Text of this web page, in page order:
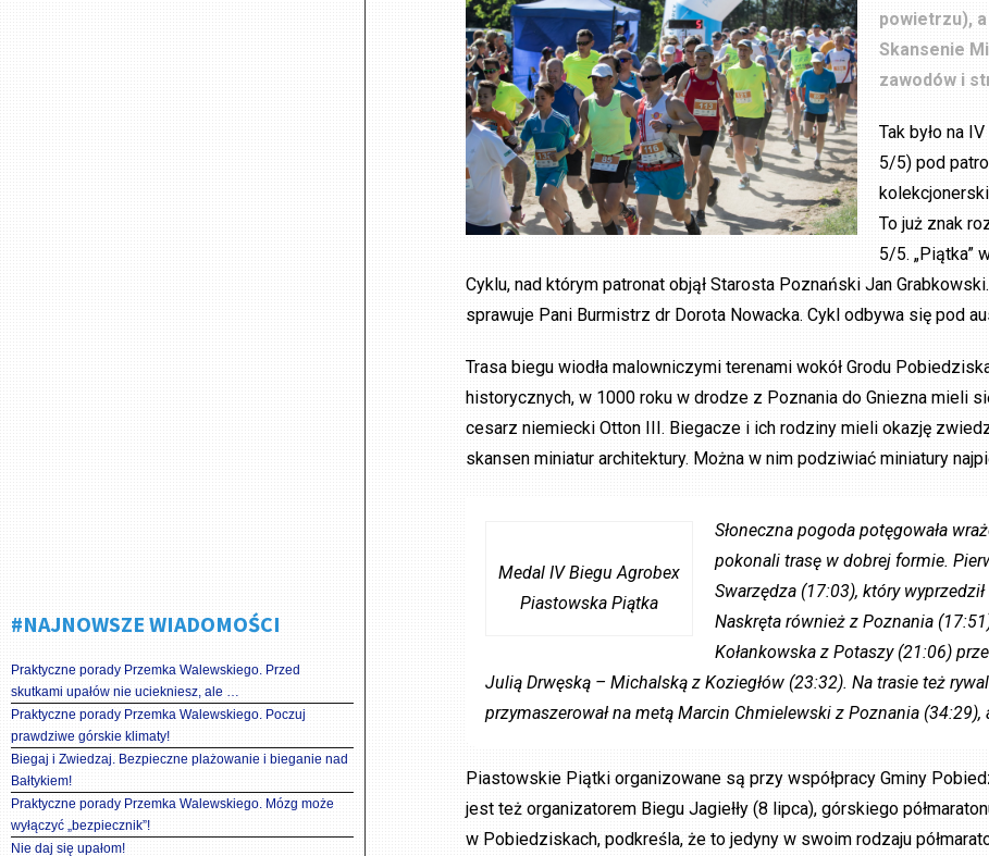
#NAJNOWSZE WIADOMOŚCI
Praktyczne porady Przemka Walewskiego. Przed
skutkami upałów nie uciekniesz, ale …
Praktyczne porady Przemka Walewskiego. Poczuj
prawdziwe górskie klimaty!
Biegaj i Zwiedzaj. Bezpieczne plażowanie i bieganie nad
Bałtykiem!
Praktyczne porady Przemka Walewskiego. Mózg może
wyłączyć „bezpiecznik”!
Nie daj się upałom!
powietrzu),
Skansenie
zawodów i
Tak było na
5/5) pod
To już znak
5/5. „Piątka”
Cyklu, nad którym patronat objął Starosta Poznański Jan
sprawuje Pani Burmistrz dr Dorota Nowacka. Cykl odbywa się pod
Trasa biegu wiodła malowniczymi terenami wokół Grodu
historycznych, w 1000 roku w drodze z Poznania do Gniezna mieli
cesarz niemiecki Otton III. Biegacze i ich rodziny mieli okazję
skansen miniatur architektury. Można w nim podziwiać miniatury
Medal IV Biegu Agrobex
Piastowska Piątka
Słoneczna pogoda potęgowała
pokonali trasę w dobrej formie.
Swarzędza (17:03), który
Naskręta również z Poznania
Kołankowska z Potaszy (21:06)
Julią Drwęską – Michalską z Koziegłów (23:32). Na trasie też
przymaszerował na metą Marcin Chmielewski z Poznania
Piastowskie Piątki organizowane są przy współpracy Gminy
jest też organizatorem Biegu Jagiełły (8 lipca), górskiego
w Pobiedziskach, podkreśla, że to jedyny w swoim rodzaju